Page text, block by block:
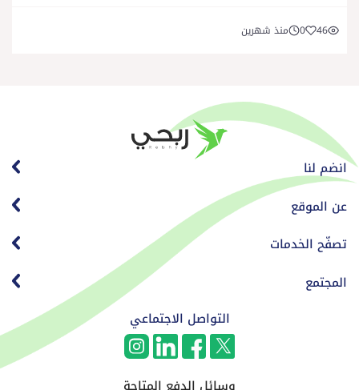
46
0 منذ شهرين
انضم لنا
عن الموقع
تصفّح الخدمات
المجتمع
التواصل الاجتماعي